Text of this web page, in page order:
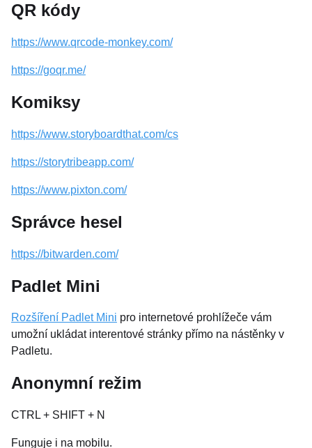
QR kódy
https://www.qrcode-monkey.com/
https://goqr.me/
Komiksy
https://www.storyboardthat.com/cs
https://storytribeapp.com/
https://www.pixton.com/
Správce hesel
https://bitwarden.com/
Padlet Mini
Rozšíření Padlet Mini pro internetové prohlížeče vám
umožní ukládat interentové stránky přímo na nástěnky v
Padletu.
Anonymní režim
CTRL + SHIFT + N
Funguje i na mobilu.